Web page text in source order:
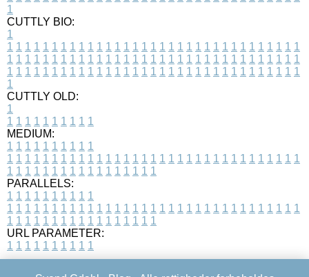
1
CUTTLY BIO:
1
1 1 1 1 1 1 1 1 1 1 1 1 1 1 1 1 1 1 1 1 1 1 1 1 1 1 1 1 1 1 1 1 1
1 1 1 1 1 1 1 1 1 1 1 1 1 1 1 1 1 1 1 1 1 1 1 1 1 1 1 1 1 1 1 1 1
1 1 1 1 1 1 1 1 1 1 1 1 1 1 1 1 1 1 1 1 1 1 1 1 1 1 1 1 1 1 1 1 1
1
CUTTLY OLD:
1
1 1 1 1 1 1 1 1 1 1
MEDIUM:
1 1 1 1 1 1 1 1 1 1
1 1 1 1 1 1 1 1 1 1 1 1 1 1 1 1 1 1 1 1 1 1 1 1 1 1 1 1 1 1 1 1 1
1 1 1 1 1 1 1 1 1 1 1 1 1 1 1 1 1
PARALLELS:
1 1 1 1 1 1 1 1 1 1
1 1 1 1 1 1 1 1 1 1 1 1 1 1 1 1 1 1 1 1 1 1 1 1 1 1 1 1 1 1 1 1 1
1 1 1 1 1 1 1 1 1 1 1 1 1 1 1 1 1
URL PARAMETER:
1 1 1 1 1 1 1 1 1 1